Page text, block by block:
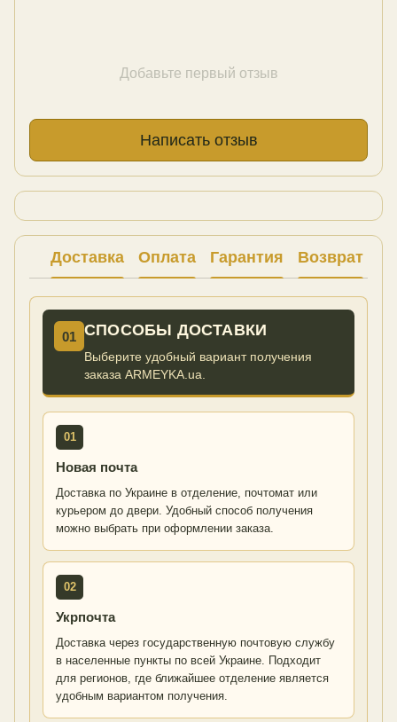
Добавьте первый отзыв
Написать отзыв
Доставка Оплата Гарантия Возврат
01 СПОСОБЫ ДОСТАВКИ
Выберите удобный вариант получения
заказа ARMEYKA.ua.
01
Новая почта
Доставка по Украине в отделение, почтомат или
курьером до двери. Удобный способ получения
можно выбрать при оформлении заказа.
02
Укрпочта
Доставка через государственную почтовую службу
в населенные пункты по всей Украине. Подходит
для регионов, где ближайшее отделение является
удобным вариантом получения.